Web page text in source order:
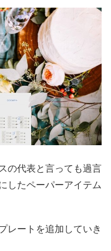
の代表と言っても過言
したペーパーアイテム
レートを追加していき